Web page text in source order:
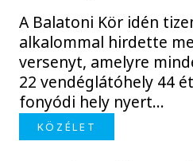
A Balatoni Kör idén
alkalommal hirdette
versenyt, amelyre
22 vendéglátóhely 44
fonyódi hely nyert...
KÖZÉLET